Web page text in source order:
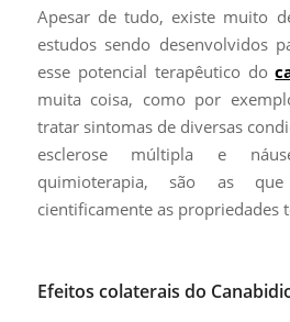
Apesar de tudo, existe muito
estudos sendo desenvolvidos
esse potencial terapêutico do
muita coisa, como por
tratar sintomas de diversas
esclerose múltipla e
quimioterapia, são as
cientificamente as propriedades
Efeitos colaterais do